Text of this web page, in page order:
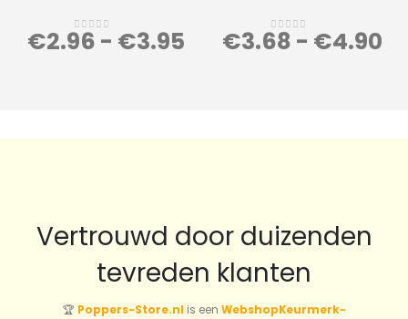
0 out of 5
€2.96 - €3.95 0 out of 5
€3.68 - €4.90
Vertrouwd door duizenden
tevreden klanten
🏆 Poppers-Store.nl is een WebshopKeurmerk-